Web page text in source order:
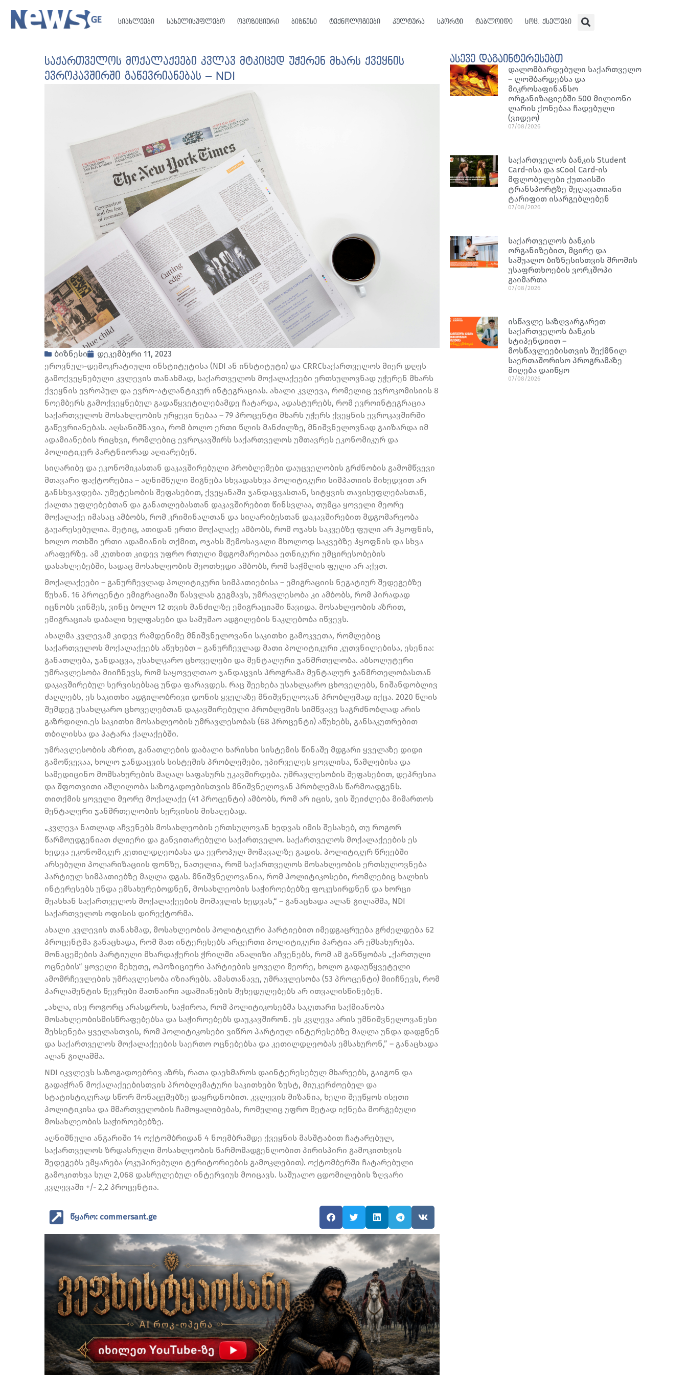
სიახლეები სახელისუფლებო ოპოზიციური ბიზნესი ტექნოლოგიები კულტურა სპორტი ტაბლოიდი სოც. ქსელები
საქართველოს მოქალაქეები კვლავ მტკიცედ უჭერენ მხარს ქვეყნის
ევროკავშირში გაწევრიანებას – NDI
ბიზნესი
დეკემბერი 11, 2023
ეროვნულ-დემოკრატიული ინსტიტუტისა (NDI ან ინსტიტუტი) და CRRCსაქართველოს მიერ დღეს
გამოქვეყნებული კვლევის თანახმად, საქართველოს მოქალაქეები ერთსულოვნად უჭერენ მხარს
ქვეყნის ევროპულ და ევრო-ატლანტიკურ ინტეგრაციას. ახალი კვლევა, რომელიც ევროკომისიის 8
ნოემბერს გამოქვეყნებულ გადაწყვეტილებამდე ჩატარდა, ადასტურებს, რომ ევროინტეგრაცია
საქართველოს მოსახლეობის ურყევი ნებაა – 79 პროცენტი მხარს უჭერს ქვეყნის ევროკავშირში
გაწევრიანებას. აღსანიშნავია, რომ ბოლო ერთი წლის მანძილზე, მნიშვნელოვნად გაიზარდა იმ
ადამიანების რიცხვი, რომლებიც ევროკავშირს საქართველოს უმთავრეს ეკონომიკურ და
პოლიტიკურ პარტნიორად აღიარებენ.
სიღარიბე და ეკონომიკასთან დაკავშირებული პრობლემები დაუცველობის გრძნობის გამომწვევი
მთავარი ფაქტორებია – აღნიშნული მიგნება სხვადასხვა პოლიტიკური სიმპათიის მიხედვით არ
განსხვავდება. უმეტესობის შეფასებით, ქვეყანაში ჯანდაცვასთან, სიტყვის თავისუფლებასთან,
ქალთა უფლებებთან და განათლებასთან დაკავშირებით წინსვლაა, თუმცა ყოველი მეორე
მოქალაქე იმასაც ამბობს, რომ კრიმინალთან და სიღარიბესთან დაკავშირებით მდგომარეობა
გაუარესებულია. მეტიც, ათიდან ერთი მოქალაქე ამბობს, რომ ოჯახს საკვებზე ფული არ ჰყოფნის,
ხოლო ოთხში ერთი ადამიანის თქმით, ოჯახს შემოსავალი მხოლოდ საკვებზე ჰყოფნის და სხვა
არაფერზე. ამ კუთხით კიდევ უფრო რთული მდგომარეობაა ეთნიკური უმცირესობების
დასახლებებში, სადაც მოსახლეობის მეოთხედი ამბობს, რომ საჭმლის ფული არ აქვთ.
მოქალაქეები – განურჩევლად პოლიტიკური სიმპათიებისა – ემიგრაციის ნეგატიურ შედეგებზე
წუხან. 16 პროცენტი ემიგრაციაში წასვლას გეგმავს, უმრავლესობა კი ამბობს, რომ პირადად
იცნობს ვინმეს, ვინც ბოლო 12 თვის მანძილზე ემიგრაციაში წავიდა. მოსახლეობის აზრით,
ემიგრაციას დაბალი ხელფასები და სამუშაო ადგილების ნაკლებობა იწვევს.
ახალმა კვლევამ კიდევ რამდენიმე მნიშვნელოვანი საკითხი გამოკვეთა, რომლებიც
საქართველოს მოქალაქეებს აწუხებთ – განურჩევლად მათი პოლიტიკური კუთვნილებისა, ესენია:
განათლება, ჯანდაცვა, უსახლკარო ცხოველები და მენტალური ჯანმრთელობა. აბსოლუტური
უმრავლესობა მიიჩნევს, რომ საყოველთაო ჯანდაცვის პროგრამა მენტალურ ჯანმრთელობასთან
დაკავშირებულ სერვისებსაც უნდა ფარავდეს. რაც შეეხება უსახლკარო ცხოველებს, ნიშანდობლივ
ძაღლებს, ეს საკითხი ადგილობრივი დონის ყველაზე მნიშვნელოვან პრობლემად იქცა. 2020 წლის
შემდეგ უსახლკარო ცხოველებთან დაკავშირებული პრობლემის სიმწვავე საგრძნობლად არის
გაზრდილი.ეს საკითხი მოსახლეობის უმრავლესობას (68 პროცენტი) აწუხებს, განსაკუთრებით
თბილისსა და პატარა ქალაქებში.
უმრავლესობის აზრით, განათლების დაბალი ხარისხი სისტემის წინაშე მდგარი ყველაზე დიდი
გამოწვევაა, ხოლო ჯანდაცვის სისტემის პრობლემები, უპირველეს ყოვლისა, წამლებისა და
სამედიცინო მომსახურების მაღალ საფასურს უკავშირდება. უმრავლესობის შეფასებით, დეპრესია
და შფოთვითი აშლილობა საზოგადოებისთვის მნიშვნელოვან პრობლემას წარმოადგენს.
თითქმის ყოველი მეორე მოქალაქე (41 პროცენტი) ამბობს, რომ არ იცის, ვის შეიძლება მიმართოს
მენტალური ჯანმრთელობის სერვისის მისაღებად.
„კვლევა ნათლად აჩვენებს მოსახლეობის ერთსულოვან ხედვას იმის შესახებ, თუ როგორ
წარმოუდგენიათ ძლიერი და განვითარებული საქართველო. საქართველოს მოქალაქეების ეს
ხედვა ეკონომიკურ კეთილდღეობასა და ევროპულ მომავალზე გადის. პოლიტიკურ წრეებში
არსებული პოლარიზაციის ფონზე, ნათელია, რომ საქართველოს მოსახლეობის ერთსულოვნება
პარტიულ სიმპათიებზე მაღლა დგას. მნიშვნელოვანია, რომ პოლიტიკოსები, რომლებიც ხალხის
ინტერესებს უნდა ემსახურებოდნენ, მოსახლეობის საჭიროებებზე ფოკუსირდნენ და ხორცი
შეასხან საქართველოს მოქალაქეების მომავლის ხედვას,“ – განაცხადა ალან გილამმა, NDI
საქართველოს ოფისის დირექტორმა.
ახალი კვლევის თანახმად, მოსახლეობის პოლიტიკური პარტიებით იმედგაცრუება გრძელდება 62
პროცენტმა განაცხადა, რომ მათ ინტერესებს არცერთი პოლიტიკური პარტია არ ემსახურება.
მონაცემების პარტიული მხარდაჭერის ჭრილში ანალიზი აჩვენებს, რომ ამ განწყობას „ქართული
ოცნების“ ყოველი მეხუთე, ოპოზიციური პარტიების ყოველი მეორე, ხოლო გადაუწყვეტელი
ამომრჩევლების უმრავლესობა იზიარებს. ამასთანავე, უმრავლესობა (53 პროცენტი) მიიჩნევს, რომ
პარლამენტის წევრები მათნაირი ადამიანების შეხედულებებს არ ითვალისწინებენ.
„ახლა, ისე როგორც არასდროს, საჭიროა, რომ პოლიტიკოსებმა საკუთარი საქმიანობა
მოსახლეობისმისწრაფებებსა და საჭიროებებს დაუკავშირონ. ეს კვლევა არის უმნიშვნელოვანესი
შეხსენება ყველასთვის, რომ პოლიტიკოსები ვიწრო პარტიულ ინტერესებზე მაღლა უნდა დადგნენ
და საქართველოს მოქალაქეების საერთო ოცნებებსა და კეთილდღეობას ემსახურონ,” – განაცხადა
ალან გილამმა.
NDI იკვლევს საზოგადოებრივ აზრს, რათა დაეხმაროს დაინტერესებულ მხარეებს, გაიგონ და
გადაჭრან მოქალაქეებისთვის პრობლემატური საკითხები ზუსტ, მიუკერძოებელ და
სტატისტიკურად სწორ მონაცემებზე დაყრდნობით. კვლევის მიზანია, ხელი შეუწყოს ისეთი
პოლიტიკისა და მმართველობის ჩამოყალიბებას, რომელიც უფრო მეტად იქნება მორგებული
მოსახლეობის საჭიროებებზე.
აღნიშნული ანგარიში 14 ოქტომბრიდან 4 ნოემბრამდე ქვეყნის მასშტაბით ჩატარებულ,
საქართველოს ზრდასრული მოსახლეობის წარმომადგენლობით პირისპირი გამოკითხვის
შედეგებს ემყარება (ოკუპირებული ტერიტორიების გამოკლებით). ოქტომბერში ჩატარებული
გამოკითხვა სულ 2,068 დასრულებულ ინტერვიუს მოიცავს. საშუალო ცდომილების ზღვარი
კვლევაში +/- 2,2 პროცენტია.
წყარო: commersant.ge
ასევე დაგაინტერესებთ
დალომბარდებული საქართველო
– ლომბარდებსა და
მიკროსაფინანსო
ორგანიზაციებში 500 მილიონი
ლარის ქონებაა ჩადებული
(ვიდეო)
07/08/2026
საქართველოს ბანკის Student
Card-ისა და sCool Card-ის
მფლობელები ქუთაისში
ტრანსპორტზე შეღავათიანი
ტარიფით ისარგებლებენ
07/08/2026
საქართველოს ბანკის
ორგანიზებით, მცირე და
საშუალო ბიზნესისთვის შრომის
უსაფრთხოების ვორკშოპი
გაიმართა
07/08/2026
ისწავლე საზღვარგარეთ
საქართველოს ბანკის
სტიპენდიით –
მოსწავლეებისთვის შექმნილ
საერთაშორისო პროგრამაზე
მიღება დაიწყო
07/08/2026